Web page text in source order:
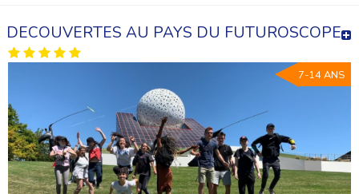
DECOUVERTES AU PAYS DU FUTUROSCOPE
7-14 ANS